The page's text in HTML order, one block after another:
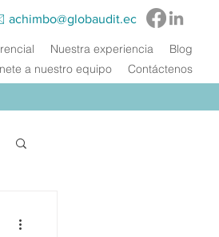
achimbo@globaudit.ec
Nuestra experiencia
Blog
a nuestro equipo Contáctenos